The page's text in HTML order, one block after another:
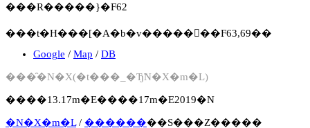
���R�����}�F62
���t�H���[�A�b�v�����񍐏��F63,69��
Google / Map / DB
���̑�N�X(�t���_�Ђ̃N�X�m�L)
����13.17m�E����17m�E2019�N
�N�X�m�L/ ��������S���Z�����